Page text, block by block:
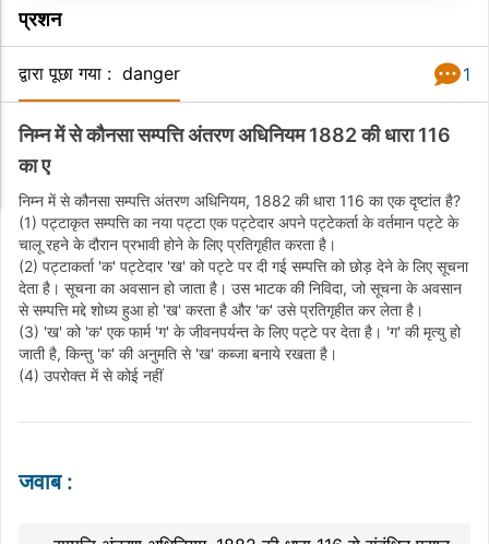
प्रशन
द्वारा पूछा गया : danger
जवाब
1
निम्न में से कौनसा सम्पत्ति अंतरण अधिनियम 1882 की धारा 116
का ए
निम्न में से कौनसा सम्पत्ति अंतरण अधिनियम, 1882 की धारा 116 का एक दृष्टांत है?
(1) पट्टाकृत सम्पत्ति का नया पट्टा एक पट्टेदार अपने पट्टेकर्ता के वर्तमान पट्टे के
चालू रहने के दौरान प्रभावी होने के लिए प्रतिगृहीत करता है।
(2) पट्टाकर्ता 'क' पट्टेदार 'ख' को पट्टे पर दी गई सम्पत्ति को छोड़ देने के लिए सूचना
देता है। सूचना का अवसान हो जाता है। उस भाटक की निविदा, जो सूचना के अवसान
से सम्पत्ति मद्दे शोध्य हुआ हो 'ख' करता है और 'क' उसे प्रतिगृहीत कर लेता है।
(3) 'ख' को 'क' एक फार्म 'ग' के जीवनपर्यन्त के लिए पट्टे पर देता है। 'ग' की मृत्यु हो
जाती है, किन्तु 'क' की अनुमति से 'ख' कब्जा बनाये रखता है।
(4) उपरोक्त में से कोई नहीं
जवाब: